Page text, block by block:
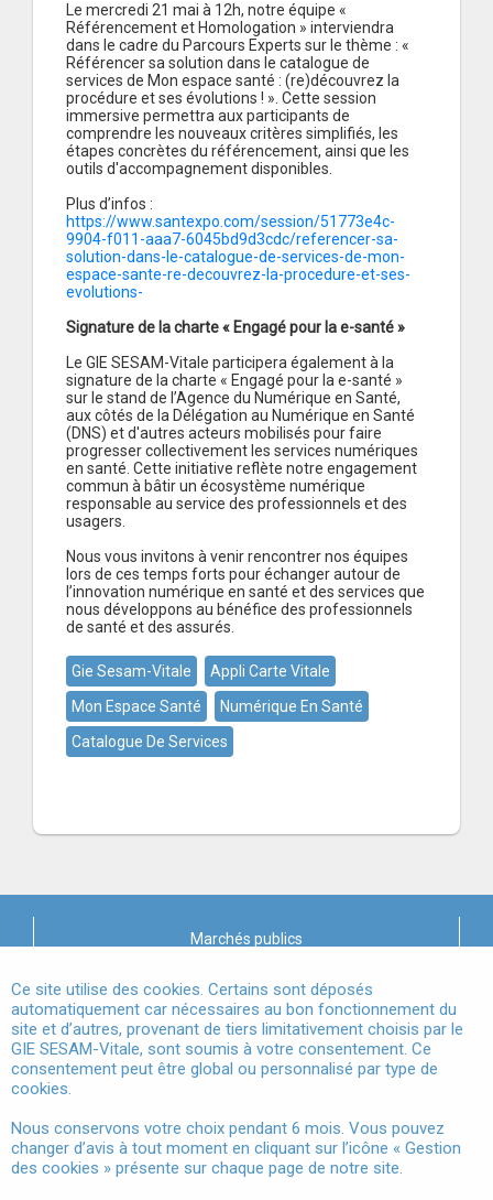
Le mercredi 21 mai à 12h, notre équipe «
Référencement et Homologation » interviendra
dans le cadre du Parcours Experts sur le thème : «
Référencer sa solution dans le catalogue de
services de Mon espace santé : (re)découvrez la
procédure et ses évolutions ! ». Cette session
immersive permettra aux participants de
comprendre les nouveaux critères simplifiés, les
étapes concrètes du référencement, ainsi que les
outils d'accompagnement disponibles.
Plus d’infos :
https://www.santexpo.com/session/51773e4c-
9904-f011-aaa7-6045bd9d3cdc/referencer-sa-
solution-dans-le-catalogue-de-services-de-mon-
espace-sante-re-decouvrez-la-procedure-et-ses-
evolutions-
Signature de la charte « Engagé pour la e-santé »
Le GIE SESAM-Vitale participera également à la
signature de la charte « Engagé pour la e-santé »
sur le stand de l’Agence du Numérique en Santé,
aux côtés de la Délégation au Numérique en Santé
(DNS) et d'autres acteurs mobilisés pour faire
progresser collectivement les services numériques
en santé. Cette initiative reflète notre engagement
commun à bâtir un écosystème numérique
responsable au service des professionnels et des
usagers.
Nous vous invitons à venir rencontrer nos équipes
lors de ces temps forts pour échanger autour de
l’innovation numérique en santé et des services que
nous développons au bénéfice des professionnels
de santé et des assurés.
Gie Sesam-Vitale
Appli Carte Vitale
Mon Espace Santé
Numérique En Santé
Catalogue De Services
Marchés publics
Mentions légales
Conditions Générales d'Utilisation
Données à Caractère Personnel
Accessibilité
Gestion des cookies
Ce site utilise des cookies. Certains sont déposés
automatiquement car nécessaires au bon fonctionnement du
site et d’autres, provenant de tiers limitativement choisis par le
GIE SESAM-Vitale, sont soumis à votre consentement. Ce
consentement peut être global ou personnalisé par type de
cookies.
Nous conservons votre choix pendant 6 mois. Vous pouvez
changer d’avis à tout moment en cliquant sur l’icône « Gestion
des cookies » présente sur chaque page de notre site.